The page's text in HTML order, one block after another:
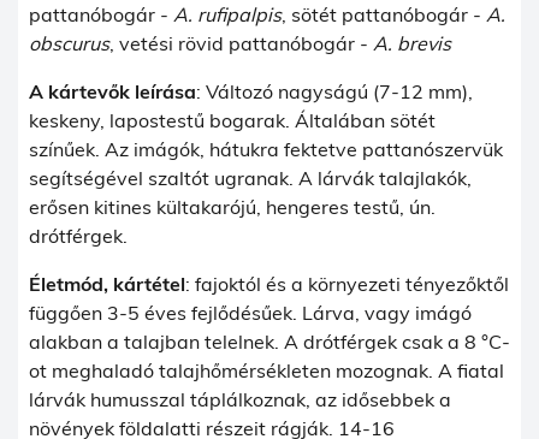
pattanóbogár - A. rufipalpis, sötét pattanóbogár - A.
obscurus, vetési rövid pattanóbogár - A. brevis
A kártevők leírása: Változó nagyságú (7-12 mm),
keskeny, lapostestű bogarak. Általában sötét
színűek. Az imágók, hátukra fektetve pattanószervük
segítségével szaltót ugranak. A lárvák talajlakók,
erősen kitines kültakarójú, hengeres testű, ún.
drótférgek.
Életmód, kártétel: fajoktól és a környezeti tényezőktől
függően 3-5 éves fejlődésűek. Lárva, vagy imágó
alakban a talajban telelnek. A drótférgek csak a 8 °C-
ot meghaladó talajhőmérsékleten mozognak. A fiatal
lárvák humusszal táplálkoznak, az idősebbek a
növények földalatti részeit rágják. 14-16